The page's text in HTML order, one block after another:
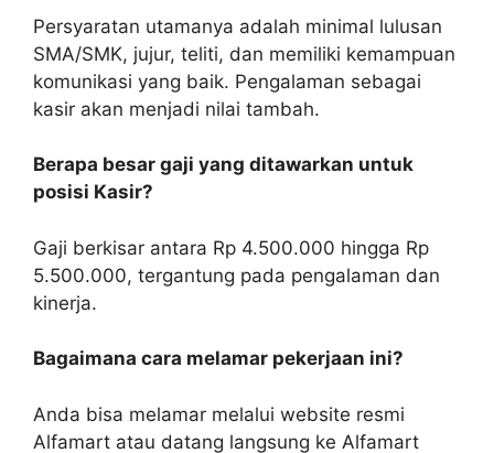
Persyaratan utamanya adalah minimal lulusan
SMA/SMK, jujur, teliti, dan memiliki kemampuan
komunikasi yang baik. Pengalaman sebagai
kasir akan menjadi nilai tambah.
Berapa besar gaji yang ditawarkan untuk
posisi Kasir?
Gaji berkisar antara Rp 4.500.000 hingga Rp
5.500.000, tergantung pada pengalaman dan
kinerja.
Bagaimana cara melamar pekerjaan ini?
Anda bisa melamar melalui website resmi
Alfamart atau datang langsung ke Alfamart